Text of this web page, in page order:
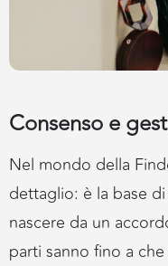
Consenso e
Nel mondo della
dettaglio: è la base
nascere da un
parti sanno fino a